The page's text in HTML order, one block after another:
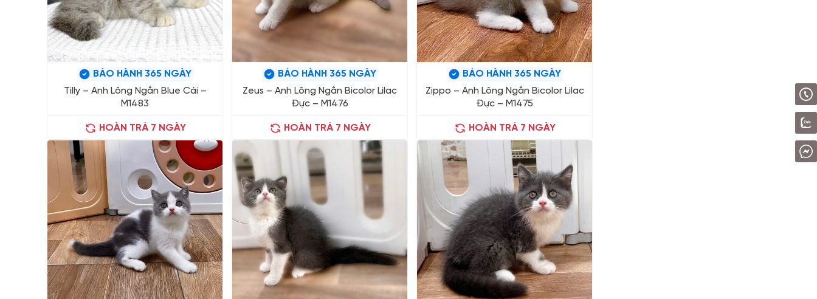
BẢO HÀNH 365 NGÀY
Tilly – Anh Lông Ngắn Blue Cái –
M1483
HOÀN TRẢ 7 NGÀY
BẢO HÀNH 365 NGÀY
Zeus – Anh Lông Ngắn Bicolor Lilac
Đực – M1476
HOÀN TRẢ 7 NGÀY
BẢO HÀNH 365 NGÀY
Zippo – Anh Lông Ngắn Bicolor Lilac
Đực – M1475
HOÀN TRẢ 7 NGÀY